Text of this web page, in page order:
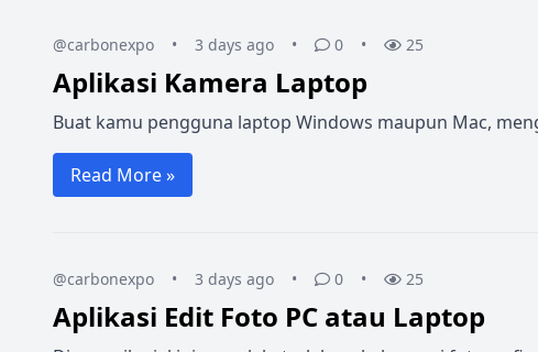
@carbonexpo • 3 days ago • 0 • 25
Aplikasi Kamera Laptop
Buat kamu pengguna laptop Windows maupun Mac,
Read More »
@carbonexpo • 3 days ago • 0 • 25
Aplikasi Edit Foto PC atau Laptop